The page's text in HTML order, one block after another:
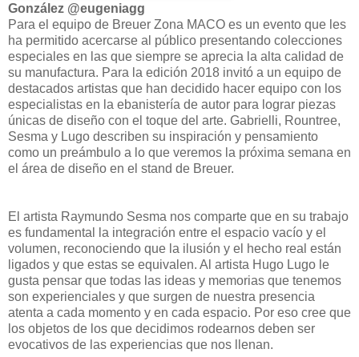
González @eugeniagg
Para el equipo de Breuer Zona MACO es un evento que les
ha permitido acercarse al público presentando colecciones
especiales en las que siempre se aprecia la alta calidad de
su manufactura. Para la edición 2018 invitó a un equipo de
destacados artistas que han decidido hacer equipo con los
especialistas en la ebanistería de autor para lograr piezas
únicas de diseño con el toque del arte. Gabrielli, Rountree,
Sesma y Lugo describen su inspiración y pensamiento
como un preámbulo a lo que veremos la próxima semana en
el área de diseño en el stand de Breuer.
El artista Raymundo Sesma nos comparte que en su trabajo
es fundamental la integración entre el espacio vacío y el
volumen, reconociendo que la ilusión y el hecho real están
ligados y que estas se equivalen. Al artista Hugo Lugo le
gusta pensar que todas las ideas y memorias que tenemos
son experienciales y que surgen de nuestra presencia
atenta a cada momento y en cada espacio. Por eso cree que
los objetos de los que decidimos rodearnos deben ser
evocativos de las experiencias que nos llenan.